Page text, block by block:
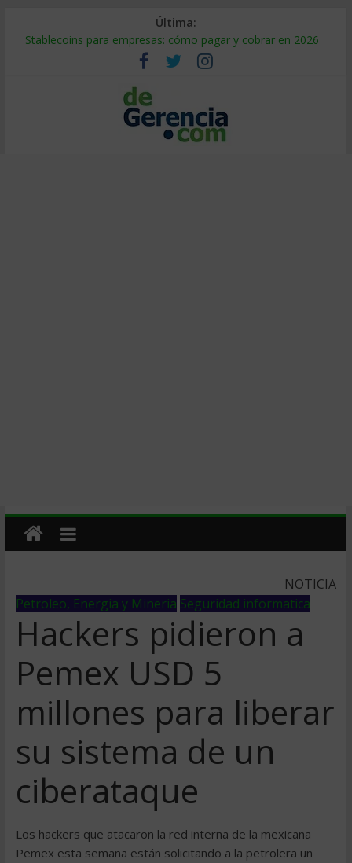
Última:
Stablecoins para empresas: cómo pagar y cobrar en 2026
Despido silencioso: qué es y por qué sale tan caro
IA en selección de personal: cómo auditarla a tiempo
Trabajo forzoso en la cadena de suministro: qué hacer
Mercado hispano de EE. UU.: cómo segmentarlo y venderle
NOTICIA
Petroleo, Energia y Mineria Seguridad informatica
Hackers pidieron a
Pemex USD 5
millones para liberar
su sistema de un
ciberataque
Los hackers que atacaron la red interna de la mexicana
Pemex esta semana están solicitando a la petrolera un